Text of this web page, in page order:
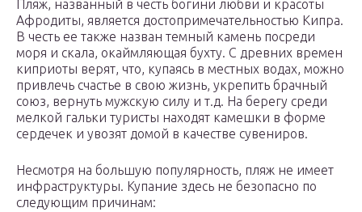
Пляж, названный в честь богини любви и красоты
Афродиты, является достопримечательностью Кипра.
В честь ее также назван темный камень посреди
моря и скала, окаймляющая бухту. С древних времен
киприоты верят, что, купаясь в местных водах, можно
привлечь счастье в свою жизнь, укрепить брачный
союз, вернуть мужскую силу и т.д. На берегу среди
мелкой гальки туристы находят камешки в форме
сердечек и увозят домой в качестве сувениров.
Несмотря на большую популярность, пляж не имеет
инфраструктуры. Купание здесь не безопасно по
следующим причинам: